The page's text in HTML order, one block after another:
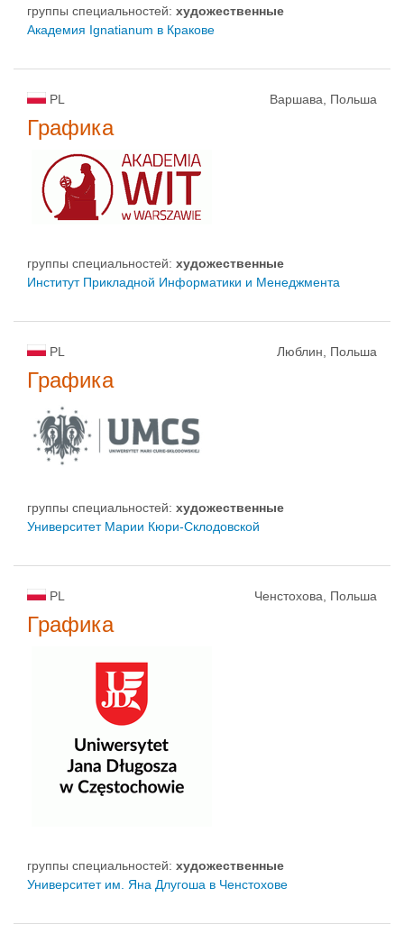
группы специальностей: художественные
Академия Ignatianum в Кракове
PL Варшава, Польша
Графика
группы специальностей: художественные
Институт Прикладной Информатики и Менеджмента
PL Люблин, Польша
Графика
группы специальностей: художественные
Университет Марии Кюри-Склодовской
PL Ченстохова, Польша
Графика
группы специальностей: художественные
Университет им. Яна Длугоша в Ченстохове